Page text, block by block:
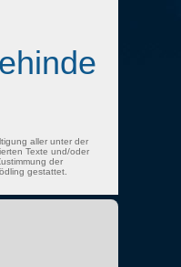
aller unter der
Texte und/oder
der
gestattet.